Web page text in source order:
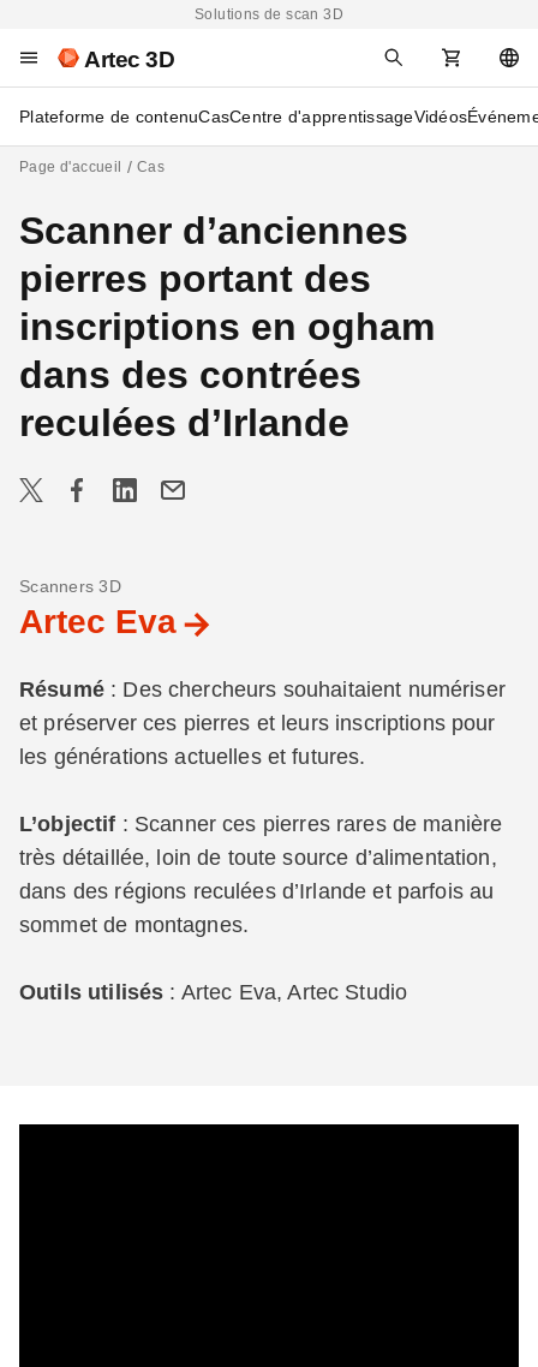
Solutions de scan 3D
Artec 3D
Plateforme de contenuCasCentre d'apprentissageVidéos
Page d'accueil Cas
Scanner d’anciennes
pierres portant des
inscriptions en ogham
dans des contrées
reculées d’Irlande
Scanners 3D
Artec Eva
Résumé : Des chercheurs souhaitaient numériser
et préserver ces pierres et leurs inscriptions pour
les générations actuelles et futures.
L’objectif : Scanner ces pierres rares de manière
très détaillée, loin de toute source d’alimentation,
dans des régions reculées d’Irlande et parfois au
sommet de montagnes.
Outils utilisés : Artec Eva, Artec Studio